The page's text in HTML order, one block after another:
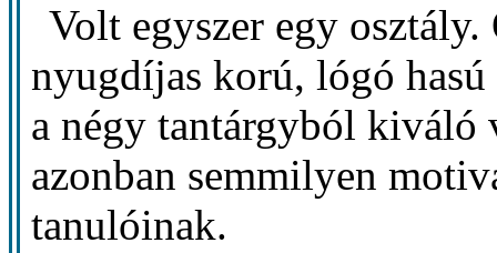
Volt egyszer egy
nyugdíjas korú, lógó
a négy tantárgyból kiváló
azonban semmilyen
tanulóinak.